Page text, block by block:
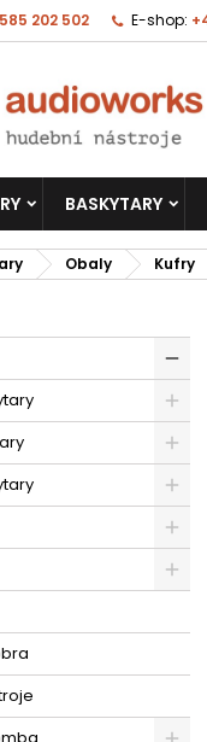
202 502 E-shop:
BASKYTARY
Obaly Kufry